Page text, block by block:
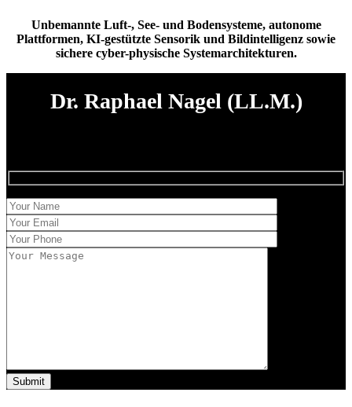
Unbemannte Luft-, See- und Bodensysteme, autonome
Plattformen, KI-gestützte Sensorik und Bildintelligenz sowie
sichere cyber-physische Systemarchitekturen.
Dr. Raphael Nagel (LL.M.)